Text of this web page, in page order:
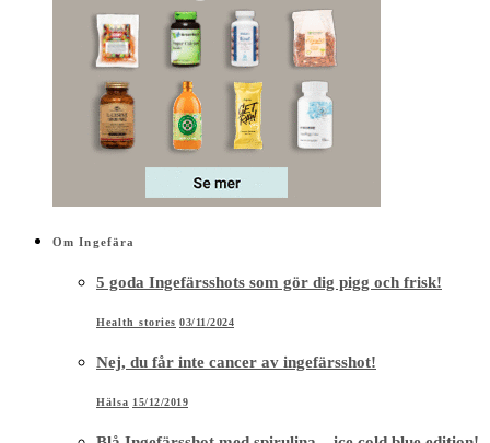
Om Ingefära
5 goda Ingefärsshots som gör dig pigg och frisk!
Health stories 03/11/2024
Nej, du får inte cancer av ingefärsshot!
Hälsa 15/12/2019